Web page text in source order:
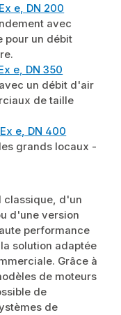
e, DN 200
avec
pour un débit
e, DN 350
un débit d'air
de taille
e, DN 400
grands locaux -
classique, d'un
d'une version
performance
solution adaptée
Grâce à
de moteurs
de
de